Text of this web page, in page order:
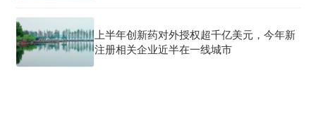
上半年创新药对外授权超千亿美元，今年新
注册相关企业近半在一线城市